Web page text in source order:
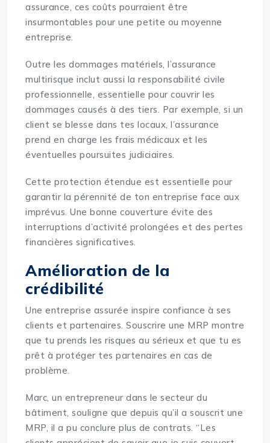
assurance, ces coûts pourraient être
insurmontables pour une petite ou moyenne
entreprise.
Outre les dommages matériels, l’assurance
multirisque inclut aussi la responsabilité civile
professionnelle, essentielle pour couvrir les
dommages causés à des tiers. Par exemple, si un
client se blesse dans tes locaux, l’assurance
prend en charge les frais médicaux et les
éventuelles poursuites judiciaires.
Cette protection étendue est essentielle pour
garantir la pérennité de ton entreprise face aux
imprévus. Une bonne couverture évite des
interruptions d’activité prolongées et des pertes
financières significatives.
Amélioration de la
crédibilité
Une entreprise assurée inspire confiance à ses
clients et partenaires. Souscrire une MRP montre
que tu prends les risques au sérieux et que tu es
prêt à protéger tes partenaires en cas de
problème.
Marc, un entrepreneur dans le secteur du
bâtiment, souligne que depuis qu’il a souscrit une
MRP, il a pu conclure plus de contrats. “Les